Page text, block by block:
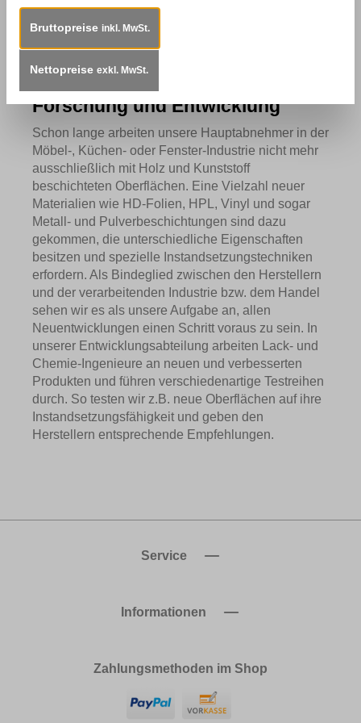
Mitarbeiterschaft investieren. Mit Freude an der
Arbeit meistern wir gemeinsam kleine und große
Herausforderungen - damit es Mitarbeitern und dem
Unternehmen auch in Zukunft gut gehen kann.
Forschung und Entwicklung
Schon lange arbeiten unsere Hauptabnehmer in der
Möbel-, Küchen- oder Fenster-Industrie nicht mehr
ausschließlich mit Holz und Kunststoff
beschichteten Oberflächen. Eine Vielzahl neuer
Materialien wie HD-Folien, HPL, Vinyl und sogar
Metall- und Pulverbeschichtungen sind dazu
gekommen, die unterschiedliche Eigenschaften
besitzen und spezielle Instandsetzungstechniken
erfordern. Als Bindeglied zwischen den Herstellern
und der verarbeitenden Industrie bzw. dem Handel
sehen wir es als unsere Aufgabe an, allen
Neuentwicklungen einen Schritt voraus zu sein. In
unserer Entwicklungsabteilung arbeiten Lack- und
Chemie-Ingenieure an neuen und verbesserten
Produkten und führen verschiedenartige Testreihen
durch. So testen wir z.B. neue Oberflächen auf ihre
Instandsetzungsfähigkeit und geben den
Herstellern entsprechende Empfehlungen.
Service
Informationen
Zahlungsmethoden im Shop
Bruttopreise inkl. MwSt.
Nettopreise exkl. MwSt.